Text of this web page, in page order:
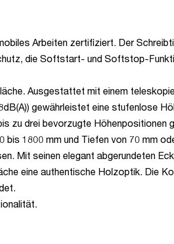
Arbeiten zertifiziert. Der
die Softstart- und Softstop-
Ausgestattet mit einem
gewährleistet eine stufenlose
zu drei bevorzugte Höhenpositionen
1800 mm und Tiefen von 70 mm
Mit seinen elegant abgerundeten
eine authentische Holzoptik. Die